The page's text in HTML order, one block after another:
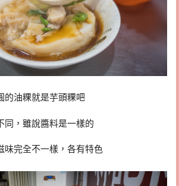
的油粿就是芋頭粿吧
同，雖說醬料是一樣的
味完全不一樣，各有特色